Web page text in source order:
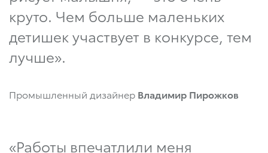
круто. Чем больше маленьких
детишек участвует в конкурсе, тем
лучше».
Промышленный дизайнер Владимир Пирожков
«Работы впечатлили меня